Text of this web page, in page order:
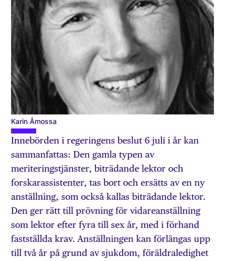
Karin Åmossa
Innebörden i regeringens beslut 6 juli i år kan
sammanfattas: Den gamla typen av
meriteringstjänster, biträdande lektor och
forskarassi­stenter, tas bort och ersätts av en ny
anställning, som också kallas biträdande lektor.
Den ger rätt till prövning för vidare­anställning
som lektor efter fyra till sex år, med i förhand
fastställda krav. Anställningen kan förlängas upp
till två år på grund av sjukdom, föräldraledighet